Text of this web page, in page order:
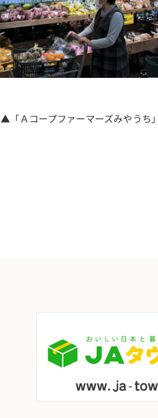
▲「Ａコープファーマーズみやうち